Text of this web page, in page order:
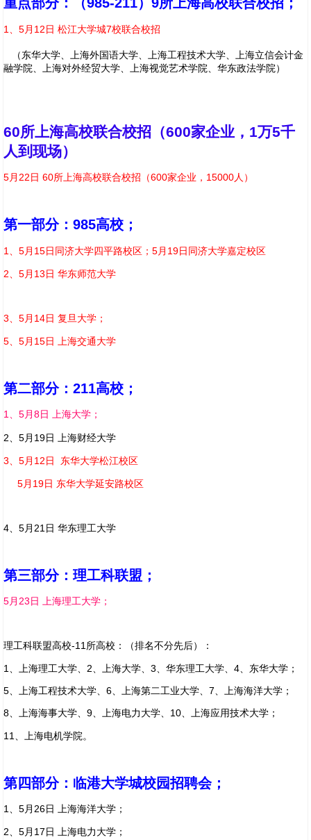
1、5月12日 松江大学城7校联合校招
（东华大学、上海外国语大学、上海工程技术大学、上海立信会计金
融学院、上海对外经贸大学、上海视觉艺术学院、华东政法学院）
60所上海高校联合校招（600家企业，1万5千
人到现场）
5月22日 60所上海高校联合校招（600家企业，15000人）
第一部分：985高校；
1、5月15日同济大学四平路校区；5月19日同济大学嘉定校区
2、5月13日 华东师范大学
3、5月14日 复旦大学；
5、5月15日 上海交通大学
第二部分：211高校；
1、5月8日 上海大学；
2、 5月19日 上海财经大学
3、 5月12日 东华大学松江校区
5月19日 东华大学延安路校区
4、5月21日 华东理工大学
第三部分：理工科联盟；
5月23日 上海理工大学；
理工科联盟高校-11所高校：（排名不分先后）：
1、上海理工大学、2、上海大学、3、华东理工大学、4、东华大学；
5、上海工程技术大学、6、上海第二工业大学、7、上海海洋大学；
8、上海海事大学、9、上海电力大学、10、上海应用技术大学；
11、上海电机学院。
第四部分：临港大学城校园招聘会；
1、5月26日 上海海洋大学；
2、5月17日 上海电力大学；